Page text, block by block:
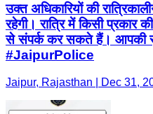
उक्त अधिकारियों की
रहेगी। रात्रि में किसी प्रकार
से संपर्क कर सकते हैं। आपकी
#JaipurPolice
Jaipur, Rajasthan | Dec 31,